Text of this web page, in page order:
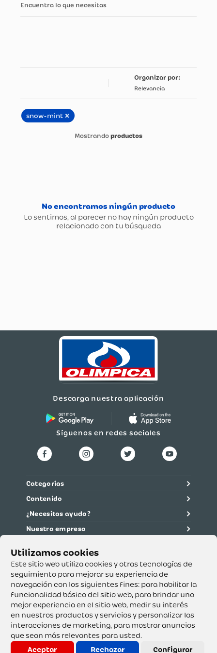
Este sitio web utiliza cookies y otras tecnologías de
seguimiento para mejorar su experiencia de
navegación con los siguientes fines: para habilitar la
funcionalidad básica del sitio web, para brindar una
mejor experiencia en el sitio web, medir su interés
en nuestros productos y servicios y personalizar las
interacciones de marketing, para mostrar anuncios
que sean más relevantes para usted.
Aceptar
Rechazar Configurar
Encuentra lo que necesitas
Relevancia
snow-mint ×
productos
Descarga nuestra aplicación
Síguenos en redes sociales
Categorías
Contenido
¿Necesitas ayuda?
Nuestra empresa
Supertiendas y Drogería Olímpica S.A. - Nit 890.107.487 -
Dirección de notificación: Calle 53 No. 46-192 local 3-01
Teléfono: 3232540999 - Correo:
servicioalcliente@olimpica.com.co
Copyright o Actualización 2023 OLÍMPICA S.A. Derechos
Reservados.